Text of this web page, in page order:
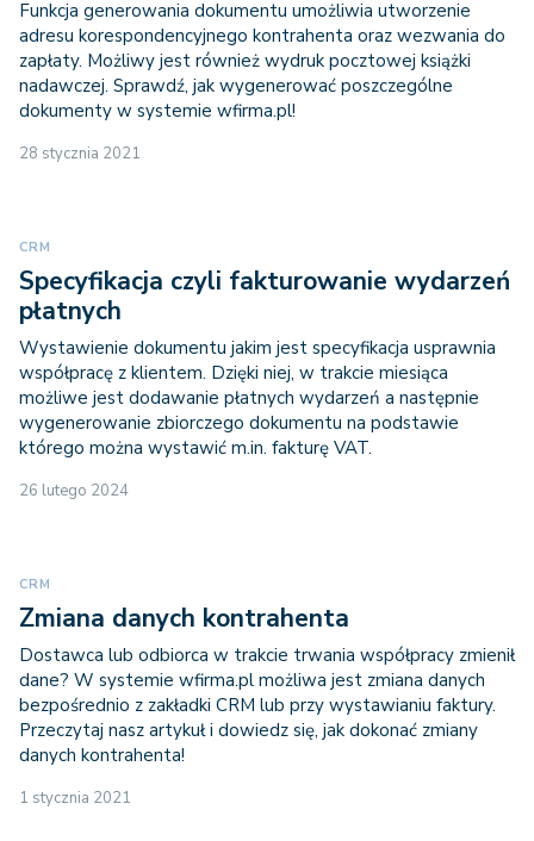
Funkcja generowania dokumentu umożliwia utworzenie
adresu korespondencyjnego kontrahenta oraz wezwania do
zapłaty. Możliwy jest również wydruk pocztowej książki
nadawczej. Sprawdź, jak wygenerować poszczególne
dokumenty w systemie wfirma.pl!
28 stycznia 2021
CRM
Specyfikacja czyli fakturowanie wydarzeń
płatnych
Wystawienie dokumentu jakim jest specyfikacja usprawnia
współpracę z klientem. Dzięki niej, w trakcie miesiąca
możliwe jest dodawanie płatnych wydarzeń a następnie
wygenerowanie zbiorczego dokumentu na podstawie
którego można wystawić m.in. fakturę VAT.
26 lutego 2024
CRM
Zmiana danych kontrahenta
Dostawca lub odbiorca w trakcie trwania współpracy zmienił
dane? W systemie wfirma.pl możliwa jest zmiana danych
bezpośrednio z zakładki CRM lub przy wystawianiu faktury.
Przeczytaj nasz artykuł i dowiedz się, jak dokonać zmiany
danych kontrahenta!
1 stycznia 2021